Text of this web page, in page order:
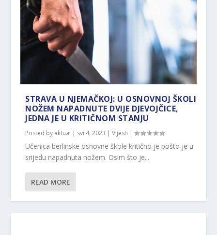
STRAVA U NJEMAČKOJ: U OSNOVNOJ ŠKOLI
NOŽEM NAPADNUTE DVIJE DJEVOJČICE,
JEDNA JE U KRITIČNOM STANJU
Posted by aktual | svi 4, 2023 |Vijesti |
Učenica berlinske osnovne škole kritično je pošto je u
srijedu napadnuta nožem. Osim što je...
READ MORE